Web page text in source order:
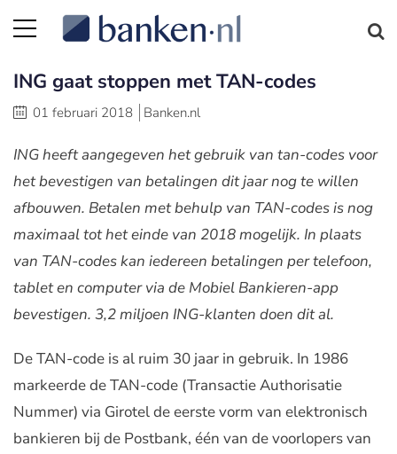
ING gaat stoppen met TAN-codes
01 februari 2018 Banken.nl
ING heeft aangegeven het gebruik van tan-codes voor
het bevestigen van betalingen dit jaar nog te willen
afbouwen. Betalen met behulp van TAN-codes is nog
maximaal tot het einde van 2018 mogelijk. In plaats
van TAN-codes kan iedereen betalingen per telefoon,
tablet en computer via de Mobiel Bankieren-app
bevestigen. 3,2 miljoen ING-klanten doen dit al.
De TAN-code is al ruim 30 jaar in gebruik. In 1986
markeerde de TAN-code (Transactie Authorisatie
Nummer) via Girotel de eerste vorm van elektronisch
bankieren bij de Postbank, één van de voorlopers van